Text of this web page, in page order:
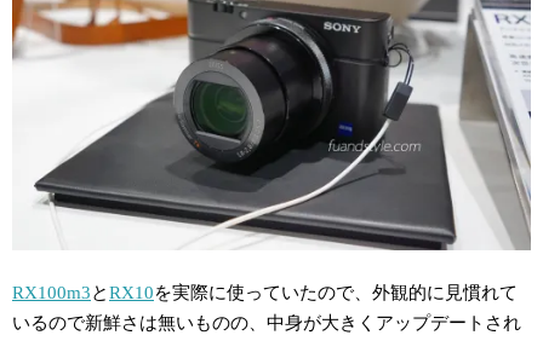
RX100m3とRX10を実際に使っていたので、外観的に見慣れて
いるので新鮮さは無いものの、中身が大きくアップデートされ